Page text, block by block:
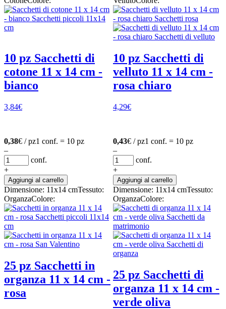
10 pz Sacchetti di
cotone 11 x 14 cm -
bianco
3,84€
0,38€ / pz1 conf. = 10 pz
–
conf.
+
Aggiungi al carrello
10 pz Sacchetti di
velluto 11 x 14 cm -
rosa chiaro
4,29€
0,43€ / pz1 conf. = 10 pz
–
conf.
+
Aggiungi al carrello
Dimensione: 11x14 cmTessuto:
OrganzaColore:
25 pz Sacchetti in
organza 11 x 14 cm -
rosa
Dimensione: 11x14 cmTessuto:
OrganzaColore:
25 pz Sacchetti di
organza 11 x 14 cm -
verde oliva